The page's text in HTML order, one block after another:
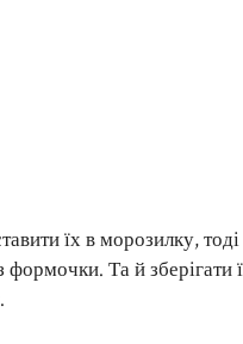
їх в морозилку,
формочки. Та й зберігати